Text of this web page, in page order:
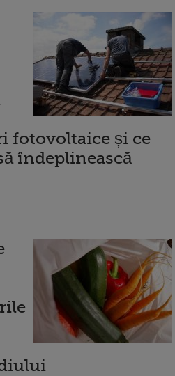
fotovoltaice și ce
îndeplinească